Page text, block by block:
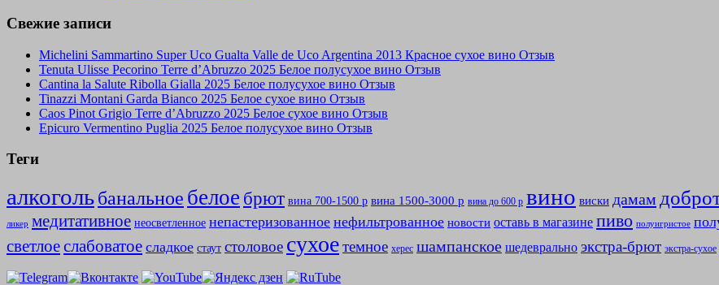
Свежие записи
Michelini Sammartino Super Uco Gualta Valle de Uco Argentina 2013 Красное сухое вино Отзыв
Tenuta Ulisse Pecorino Terre d’Abruzzo 2025 Белое полусухое вино Отзыв
Cantina la Salute Ribolla Gialla 2025 Белое полусухое вино Отзыв
Tinazzi Montani Garda Bianco 2025 Белое сухое вино Отзыв
Caos Pinot Grigio Terre d’Abruzzo 2025 Белое сухое вино Отзыв
Epicuro Vermentino Puglia 2025 Белое полусухое вино Отзыв
Теги
алкогольбанальное белое брют вина 700-1500 р вина 1500-3000 р вина до 600 р вино виски дамам
ликер медитативное неосветленное непастеризованное нефильтрованное новости оставь в магазине пиво полуигристое
светлоеслабоватое сладкое стаут столовое сухоетемное херес шампанское шедеврально экстра-брют экстра-сухое